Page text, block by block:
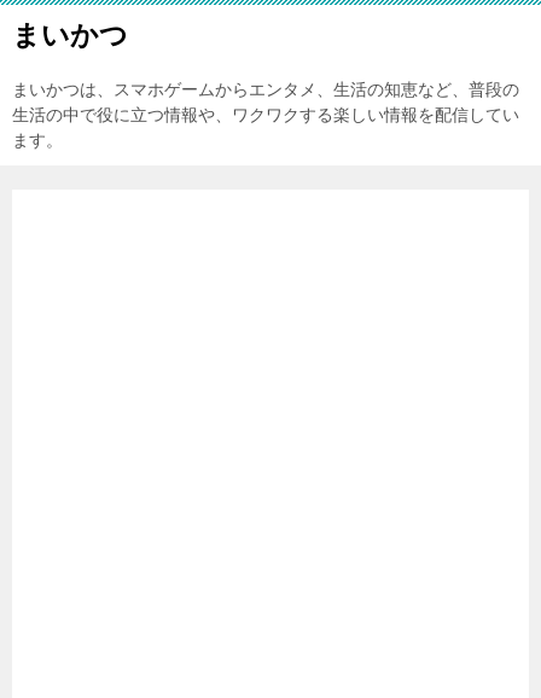
まいかつ
まいかつは、スマホゲームからエンタメ、生活の知恵など、普段の
生活の中で役に立つ情報や、ワクワクする楽しい情報を配信してい
ます。